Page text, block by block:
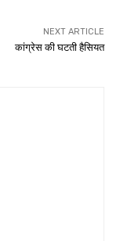
NEXT ARTICLE
कांग्रेस की घटती हैसियत